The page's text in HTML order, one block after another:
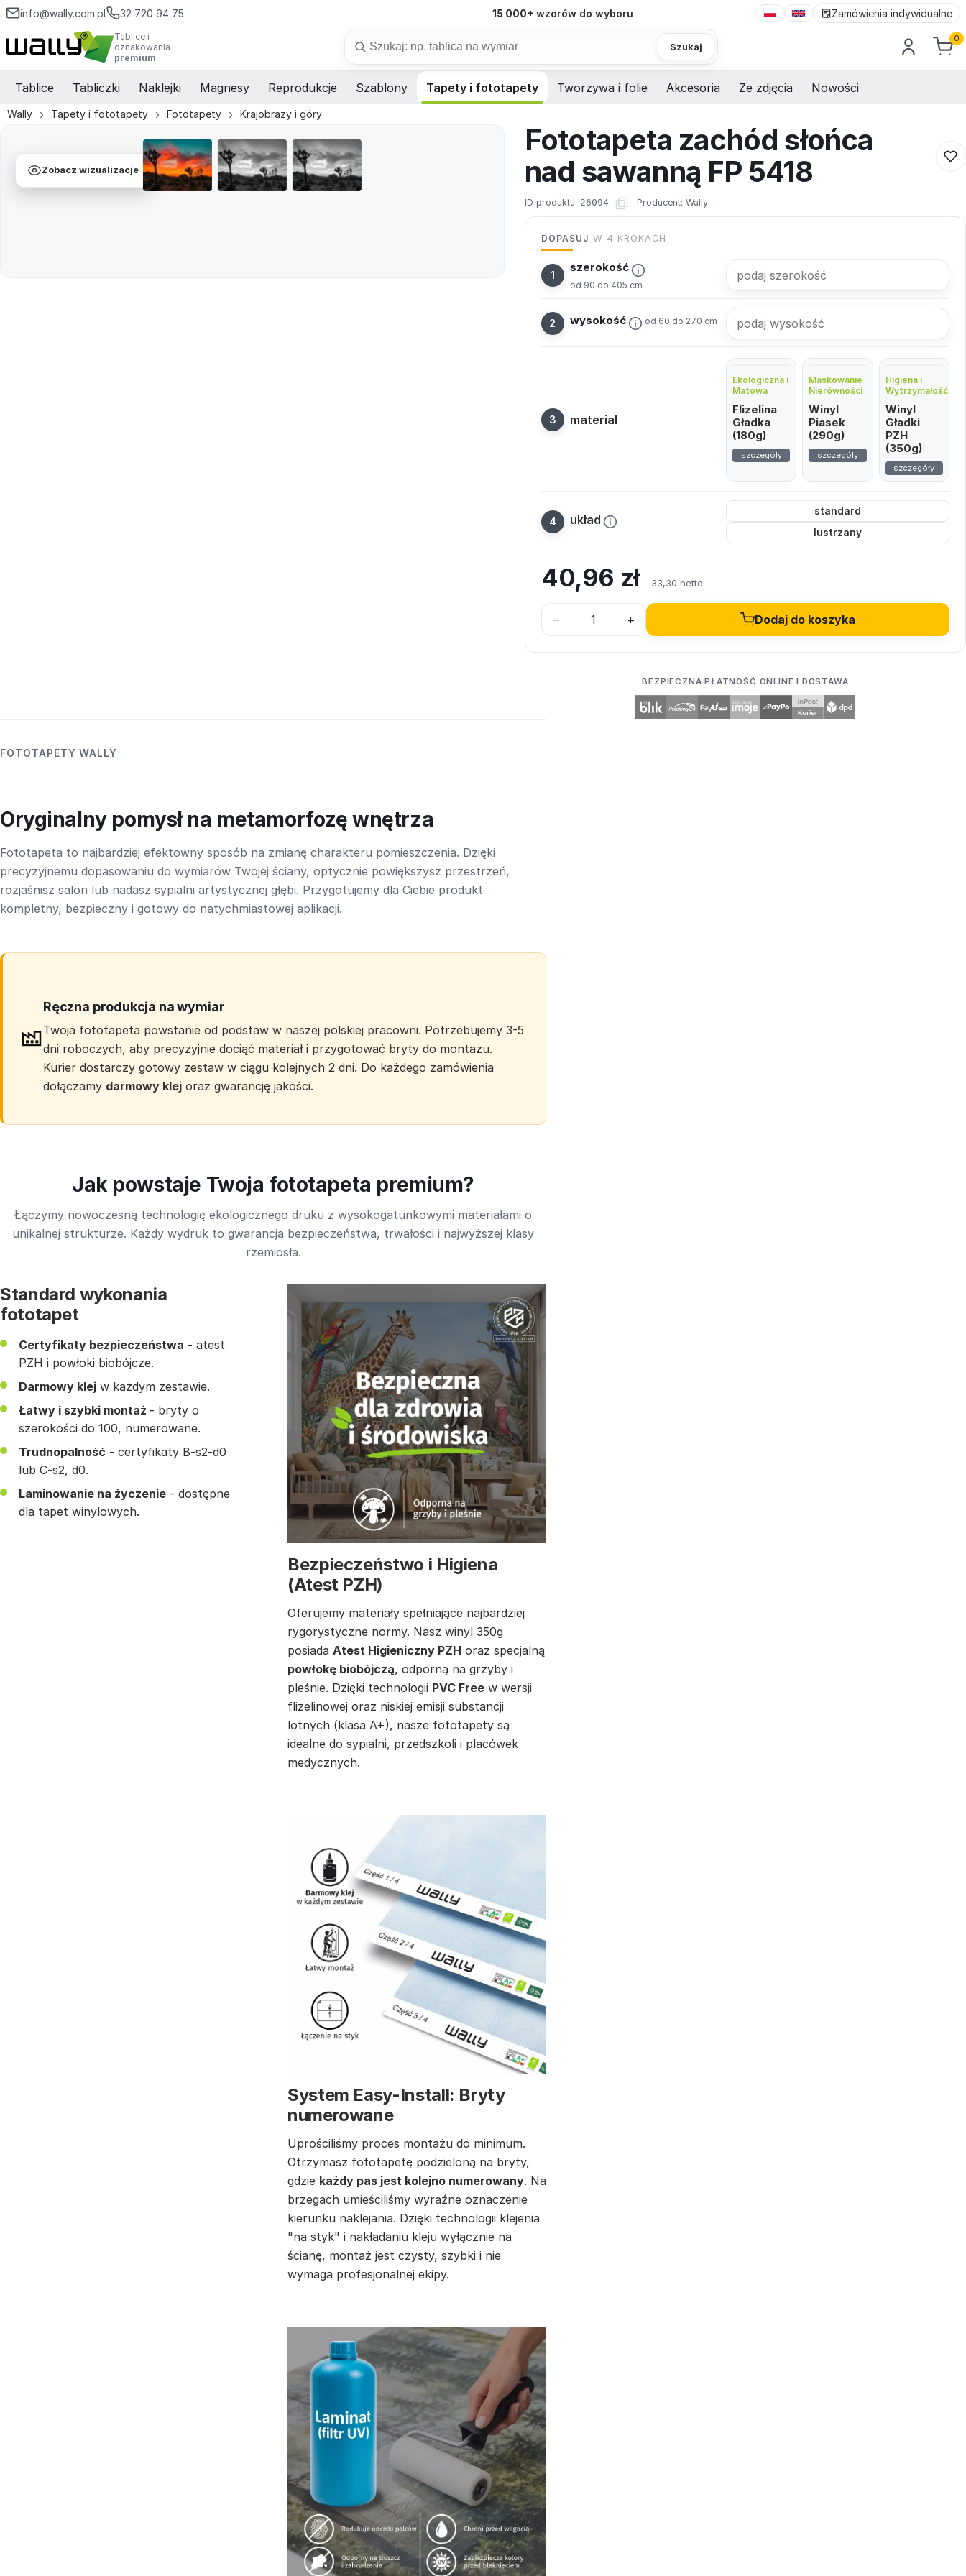
info@wally.com.pl 32 720 94 75 15 000+ wzorów do wyboru Zamówienia indywidualne
Tablice i
oznakowania
premium
Szukaj
0
Tablice Tabliczki Naklejki Magnesy Reprodukcje Szablony Tapety i fototapety Tworzywa i folie Akcesoria Ze zdjęcia Nowości
Wally Tapety i fototapety Fototapety Krajobrazy i góry
Zobacz wizualizacje
Fototapeta zachód słońca
nad sawanną FP 5418
ID produktu: 26094 · Producent: Wally
DOPASUJ W 4 KROKACH
szerokość
od 90 do 405 cm
wysokość od 60 do 270 cm
materiał
Ekologiczna i
Matowa
Flizelina
Gładka
(180g)
szczegóły
Maskowanie
Nierówności
Winyl
Piasek
(290g)
szczegóły
Higiena i
Wytrzymałość
Winyl
Gładki
PZH
(350g)
szczegóły
układ
standard
lustrzany
40,96 zł 33,30 netto
– + Dodaj do koszyka
BEZPIECZNA PŁATNOŚĆ ONLINE I DOSTAWA
FOTOTAPETY WALLY
Oryginalny pomysł na metamorfozę wnętrza
Fototapeta to najbardziej efektowny sposób na zmianę charakteru pomieszczenia. Dzięki
precyzyjnemu dopasowaniu do wymiarów Twojej ściany, optycznie powiększysz przestrzeń,
rozjaśnisz salon lub nadasz sypialni artystycznej głębi. Przygotujemy dla Ciebie produkt
kompletny, bezpieczny i gotowy do natychmiastowej aplikacji.
Ręczna produkcja na wymiar
Twoja fototapeta powstanie od podstaw w naszej polskiej pracowni. Potrzebujemy 3-5
dni roboczych, aby precyzyjnie dociąć materiał i przygotować bryty do montażu.
Kurier dostarczy gotowy zestaw w ciągu kolejnych 2 dni. Do każdego zamówienia
dołączamy darmowy klej oraz gwarancję jakości.
Jak powstaje Twoja fototapeta premium?
Łączymy nowoczesną technologię ekologicznego druku z wysokogatunkowymi materiałami o
unikalnej strukturze. Każdy wydruk to gwarancja bezpieczeństwa, trwałości i najwyższej klasy
rzemiosła.
Standard wykonania
fototapet
Certyfikaty bezpieczeństwa - atest
PZH i powłoki biobójcze.
Darmowy klej w każdym zestawie.
Łatwy i szybki montaż - bryty o
szerokości do 100, numerowane.
Trudnopalność - certyfikaty B-s2-d0
lub C-s2, d0.
Laminowanie na życzenie - dostępne
dla tapet winylowych.
Bezpieczeństwo i Higiena
(Atest PZH)
Oferujemy materiały spełniające najbardziej
rygorystyczne normy. Nasz winyl 350g
posiada Atest Higieniczny PZH oraz specjalną
powłokę biobójczą, odporną na grzyby i
pleśnie. Dzięki technologii PVC Free w wersji
flizelinowej oraz niskiej emisji substancji
lotnych (klasa A+), nasze fototapety są
idealne do sypialni, przedszkoli i placówek
medycznych.
System Easy-Install: Bryty
numerowane
Uprościliśmy proces montażu do minimum.
Otrzymasz fototapetę podzieloną na bryty,
gdzie każdy pas jest kolejno numerowany. Na
brzegach umieściliśmy wyraźne oznaczenie
kierunku naklejania. Dzięki technologii klejenia
"na styk" i nakładaniu kleju wyłącznie na
ścianę, montaż jest czysty, szybki i nie
wymaga profesjonalnej ekipy.